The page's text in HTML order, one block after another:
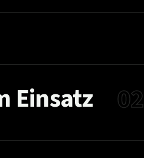
Einsatz 02